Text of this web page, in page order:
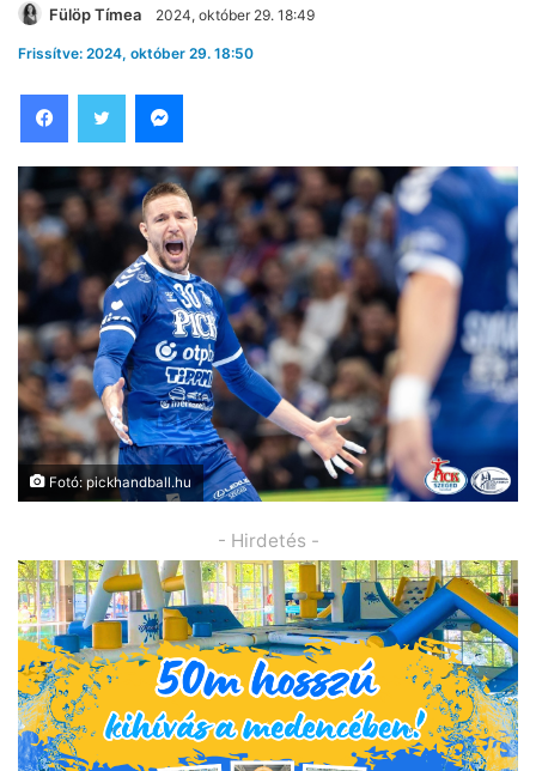
Fülöp Tímea 2024, október 29. 18:49
Frissítve: 2024, október 29. 18:50
Fotó: pickhandball.hu
- Hirdetés -